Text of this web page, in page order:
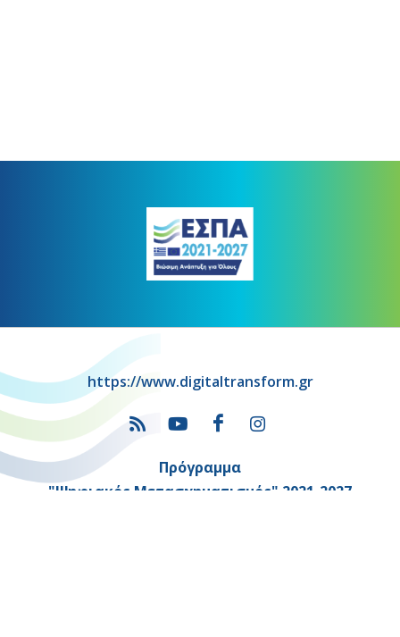
https://www.digitaltransform.gr
Πρόγραμμα
"Ψηφιακός Μετασχηματισμός" 2021-2027